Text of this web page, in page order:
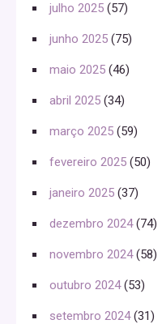
julho 2025 (57)
junho 2025 (75)
maio 2025 (46)
abril 2025 (34)
março 2025 (59)
fevereiro 2025 (50)
janeiro 2025 (37)
dezembro 2024(74)
novembro 2024(58)
outubro 2024(53)
setembro 2024(31)